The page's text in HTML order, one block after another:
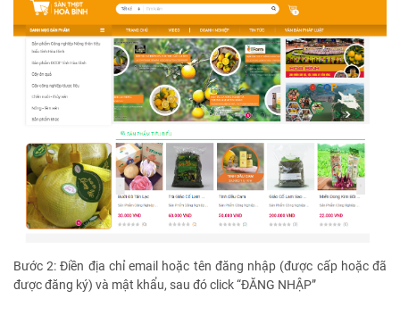
Bước 2: Điền địa chỉ email hoặc tên đăng nhập (được cấp hoặc đã
được đăng ký) và mật khẩu, sau đó click “ĐĂNG NHẬP”